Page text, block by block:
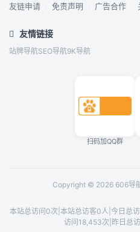
友链申请 · 免责声明 · 广告合作 ·
友情链接
站牌导航SEO导航9K导航
扫码加QQ群
Copyright © 2026 606导
本站总访问0次 本站总访客0人 今日总
访问18,453次 昨日总